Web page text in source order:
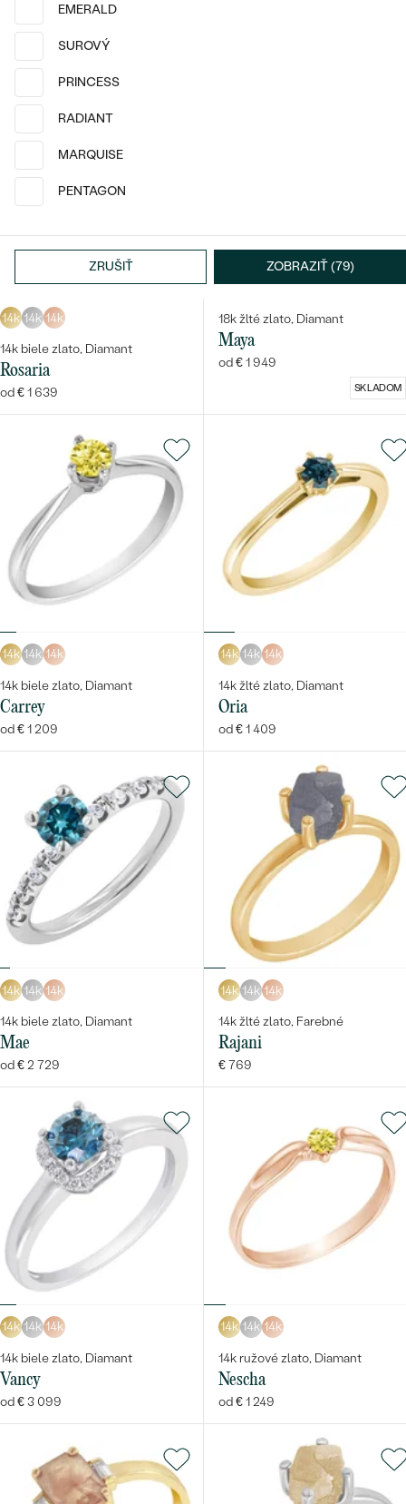
EMERALD
SUROVÝ
PRINCESS
RADIANT
MARQUISE
PENTAGON
ZRUŠIŤ ZOBRAZIŤ (79)
od € 1 229
14k 14k 14k
14k biele zlato, Diamant
Rosaria
od € 1 639
14k 14k 14k
18k žlté zlato, Diamant
Maya
od € 1 949
SKLADOM
14k 14k 14k
14k biele zlato, Diamant
Carrey
od € 1 209
14k 14k 14k
14k žlté zlato, Diamant
Oria
od € 1 409
14k 14k 14k
14k biele zlato, Diamant
Mae
od € 2 729
14k 14k 14k
14k žlté zlato, Farebné
Rajani
€ 769
14k 14k 14k
14k biele zlato, Diamant
Vancy
od € 3 099
14k 14k 14k
14k ružové zlato, Diamant
Nescha
od € 1 249